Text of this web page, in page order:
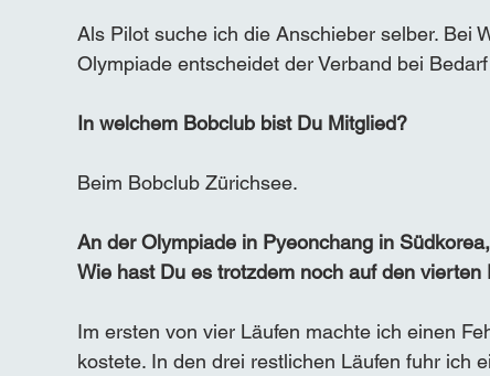
Als Pilot suche ich die Anschieber selber. Bei
Olympiade entscheidet der Verband bei
In welchem Bobclub bist Du Mitglied?
Beim Bobclub Zürichsee.
An der Olympiade in Pyeonchang in
Wie hast Du es trotzdem noch auf den vierten
Im ersten von vier Läufen machte ich einen
kostete. In den drei restlichen Läufen fuhr ich